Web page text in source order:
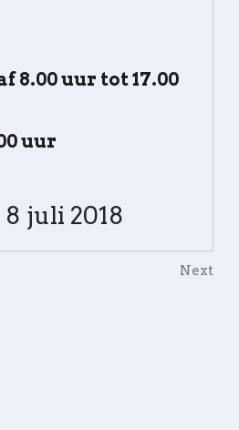
8.00 uur tot 17.00
uur
juli 2018
Next